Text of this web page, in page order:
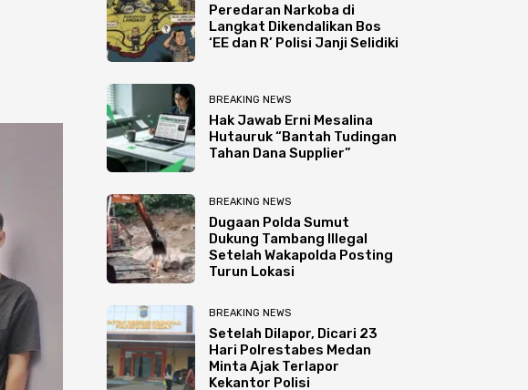
Peredaran Narkoba di
Langkat Dikendalikan Bos
‘EE dan R’ Polisi Janji Selidiki
BREAKING NEWS
Hak Jawab Erni Mesalina
Hutauruk “Bantah Tudingan
Tahan Dana Supplier”
BREAKING NEWS
Dugaan Polda Sumut
Dukung Tambang Illegal
Setelah Wakapolda Posting
Turun Lokasi
BREAKING NEWS
Setelah Dilapor, Dicari 23
Hari Polrestabes Medan
Minta Ajak Terlapor
Kekantor Polisi